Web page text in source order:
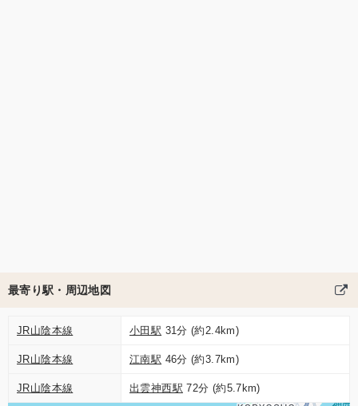
最寄り駅・周辺地図
JR山陰本線 小田駅 31分 (約2.4km)
JR山陰本線 江南駅 46分 (約3.7km)
JR山陰本線 出雲神西駅 72分 (約5.7km)